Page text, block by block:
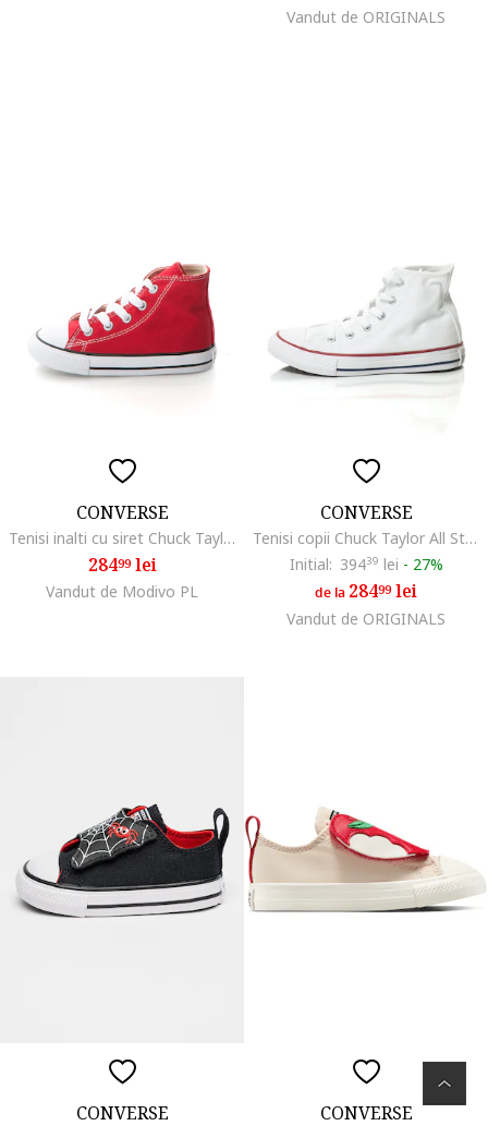
Vandut de ORIGINALS
CONVERSE
Tenisi inalti cu siret Chuck Taylor All Star, Rosu
28499lei
Vandut de Modivo PL
CONVERSE
Tenisi copii Chuck Taylor All Star Hi , Alb, Alb
Initial: 39439 lei - 27%
de la 28499lei
Vandut de ORIGINALS
CONVERSE CONVERSE